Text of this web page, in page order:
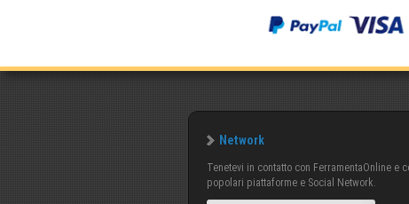
Network
Tenetevi in contatto con FerramentaOnline e
popolari piattaforme e Social Network.